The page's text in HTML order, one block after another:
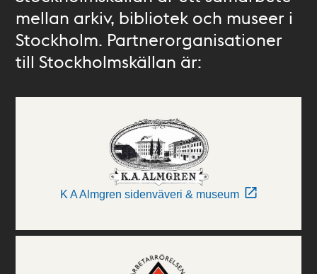
mellan arkiv, bibliotek och museer i
Stockholm. Partnerorganisationer
till Stockholmskällan är:
K A Almgren sidenväveri & museum